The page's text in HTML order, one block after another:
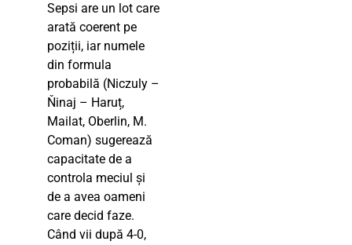
Sepsi are un lot care
arată coerent pe
poziții, iar numele
din formula
probabilă (Niczuly –
Ňinaj – Haruț,
Mailat, Oberlin, M.
Coman) sugerează
capacitate de a
controla meciul și
de a avea oameni
care decid faze.
Când vii după 4-0,